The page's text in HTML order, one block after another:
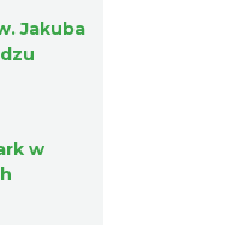
Jakuba
w